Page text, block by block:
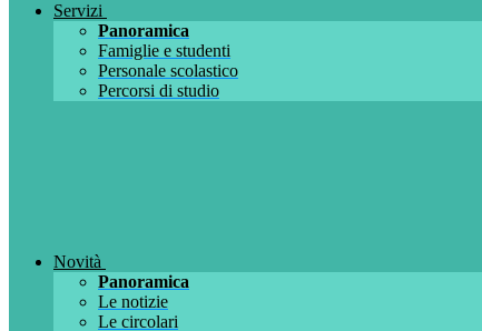
Servizi
Panoramica
Famiglie e studenti
Personale scolastico
Percorsi di studio
Novità
Panoramica
Le notizie
Le circolari